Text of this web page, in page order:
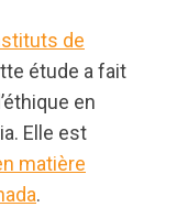
de
étude a fait
en
Elle est
matière
.